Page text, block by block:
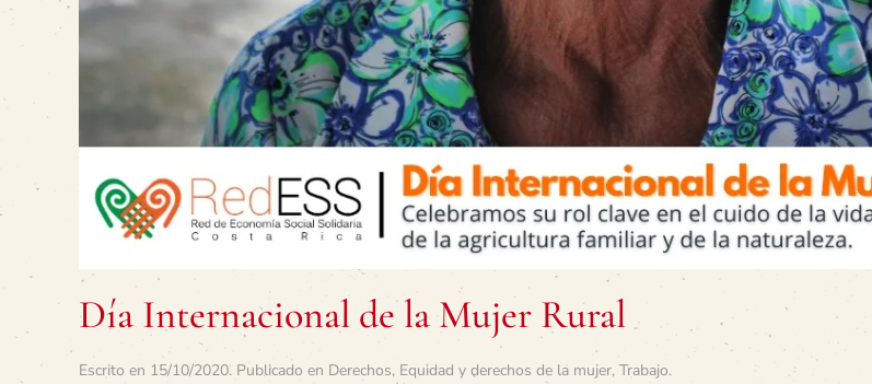
Día Internacional de la Mujer Rural
Escrito en 15/10/2020. Publicado en Derechos, Equidad y derechos de la mujer, Trabajo.